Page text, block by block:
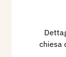
chiesa